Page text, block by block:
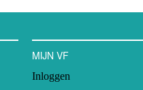
MIJN VF
Inloggen